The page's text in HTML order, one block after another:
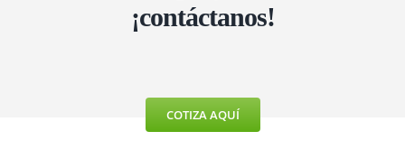
¡contáctanos!
COTIZA AQUÍ